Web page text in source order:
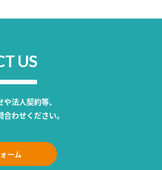
US
法人契約等、
わせください。
ーム